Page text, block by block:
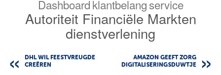
Dashboardklantbelangservice
Autoriteit Financiële Markten
dienstverlening
DHL WIL FEESTVREUGDE
CREËREN
AMAZON GEEFT ZORG
DIGITALISERINGSDUWTJE